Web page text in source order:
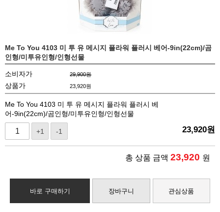
Me To You 4103 미 투 유 메시지 플라워 플러시 베어-9in(22cm)/곰
인형/미투유인형/인형선물
소비자가 29,900원
상품가 23,920원
Me To You 4103 미 투 유 메시지 플라워 플러시 베
어-9in(22cm)/곰인형/미투유인형/인형선물
+1 -1 23,920원
총 상품 금액 23,920 원
바로 구매하기 장바구니 관심상품